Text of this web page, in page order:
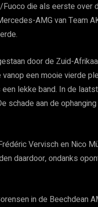
die als eerste over
AMG van Team
door de Zuid-
een mooie vierde
lekke band. In de
schade aan de
Vervisch en Nico
daardoor, ondanks
in de Beechdean